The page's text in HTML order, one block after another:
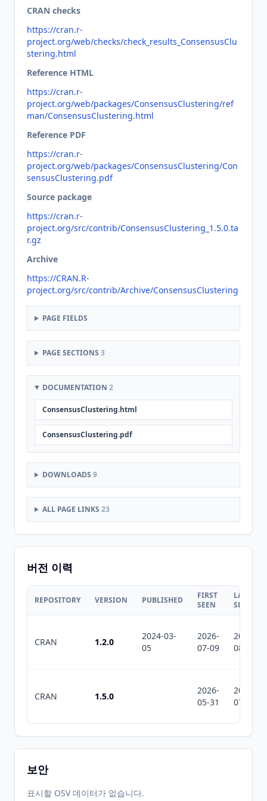
CRAN checks
https://cran.r-
project.org/web/checks/check_results_ConsensusClu
stering.html
Reference HTML
https://cran.r-
project.org/web/packages/ConsensusClustering/ref
man/ConsensusClustering.html
Reference PDF
https://cran.r-
project.org/web/packages/ConsensusClustering/Con
sensusClustering.pdf
Source package
https://cran.r-
project.org/src/contrib/ConsensusClustering_1.5.0.ta
r.gz
Archive
https://CRAN.R-
project.org/src/contrib/Archive/ConsensusClustering
PAGE FIELDS
PAGE SECTIONS 3
DOCUMENTATION 2
ConsensusClustering.html
ConsensusClustering.pdf
DOWNLOADS 9
ALL PAGE LINKS 23
버전 이력
REPOSITORY VERSION PUBLISHED
FIRST
SEEN
LAST
SEEN
CRAN 1.2.0
2024-03-
05
2026-
07-09
2026-
08-05
CRAN 1.5.0
2026-
05-31
2026-
07-10
보안
표시할 OSV 데이터가 없습니다.